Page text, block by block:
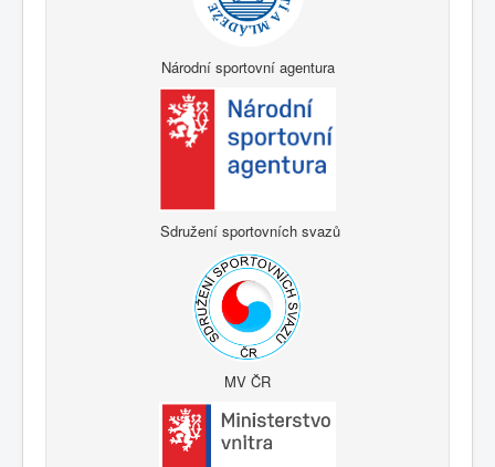
Národní sportovní agentura
Sdružení sportovních svazů
MV ČR